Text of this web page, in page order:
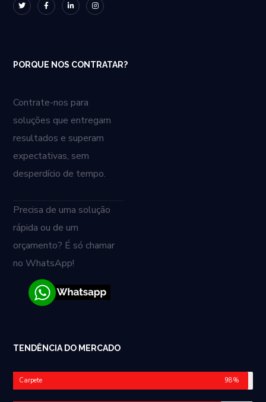
PORQUE NOS CONTRATAR?
Contrate-nos para
soluções que entregam
resultados e superam
expectativas, sem
desperdício de tempo.
Precisa de uma solução
rápida ou de um
orçamento? É só chamar
no WhatsApp!
TENDÊNCIA DO MERCADO
Carpete 98%